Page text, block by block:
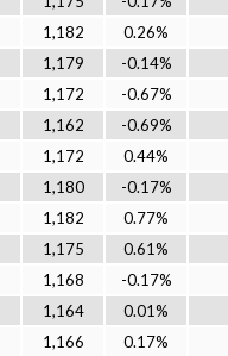
1,182
0.26%
1,179
-0.14%
1,172
-0.67%
1,162
-0.69%
1,172
0.44%
1,180
-0.17%
1,182
0.77%
1,175
0.61%
1,168
-0.17%
1,164
0.01%
1,166 0.17%